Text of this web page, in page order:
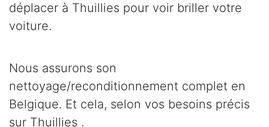
déplacer à Thuillies pour voir briller votre
voiture.
Nous assurons son
nettoyage/reconditionnement complet en
Belgique. Et cela, selon vos besoins précis
sur Thuillies .